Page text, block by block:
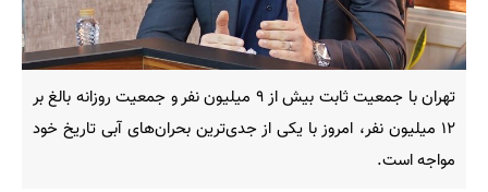
تهران با جمعیت ثابت بیش از ۹ میلیون نفر و جمعیت روزانه بالغ بر
۱۲ میلیون نفر، امروز با یکی از جدی‌ترین بحران‌های آبی تاریخ خود
مواجه است.